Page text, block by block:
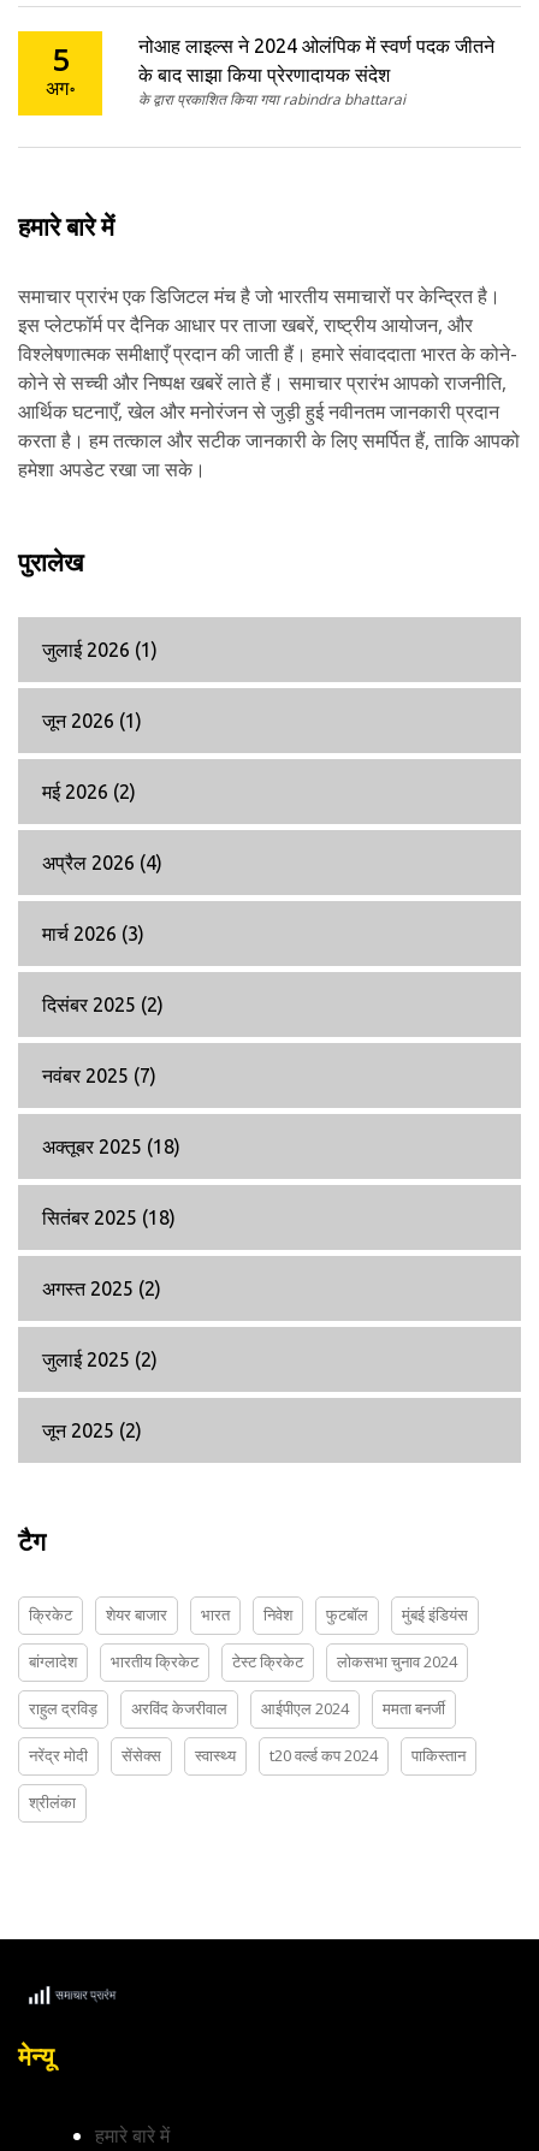
5
अग॰
नोआह लाइल्स ने 2024 ओलंपिक में स्वर्ण पदक जीतने
के बाद साझा किया प्रेरणादायक संदेश
के द्वारा प्रकाशित किया गया rabindra bhattarai
हमारे बारे में
समाचार प्रारंभ एक डिजिटल मंच है जो भारतीय समाचारों पर केन्द्रित है।
इस प्लेटफॉर्म पर दैनिक आधार पर ताजा खबरें, राष्ट्रीय आयोजन, और
विश्लेषणात्मक समीक्षाएँ प्रदान की जाती हैं। हमारे संवाददाता भारत के कोने-
कोने से सच्ची और निष्पक्ष खबरें लाते हैं। समाचार प्रारंभ आपको राजनीति,
आर्थिक घटनाएँ, खेल और मनोरंजन से जुड़ी हुई नवीनतम जानकारी प्रदान
करता है। हम तत्काल और सटीक जानकारी के लिए समर्पित हैं, ताकि आपको
हमेशा अपडेट रखा जा सके।
पुरालेख
जुलाई 2026 (1)
जून 2026 (1)
मई 2026 (2)
अप्रैल 2026 (4)
मार्च 2026 (3)
दिसंबर 2025 (2)
नवंबर 2025 (7)
अक्तूबर 2025 (18)
सितंबर 2025 (18)
अगस्त 2025 (2)
जुलाई 2025 (2)
जून 2025 (2)
टैग
क्रिकेट शेयर बाजार भारत निवेश फुटबॉल मुंबई इंडियंस
बांग्लादेश भारतीय क्रिकेट टेस्ट क्रिकेट लोकसभा चुनाव 2024
राहुल द्रविड़ अरविंद केजरीवाल आईपीएल 2024 ममता बनर्जी
नरेंद्र मोदी सेंसेक्स स्वास्थ्य t20 वर्ल्ड कप 2024 पाकिस्तान
श्रीलंका
मेन्यू
हमारे बारे में